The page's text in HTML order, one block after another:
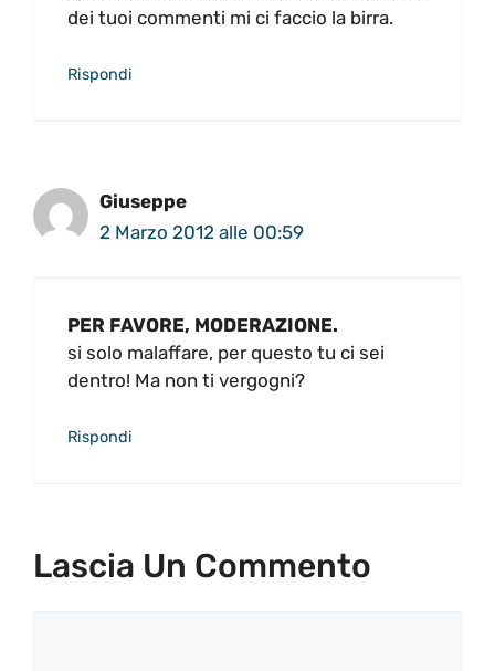
dei tuoi commenti mi ci faccio la birra.
Rispondi
Giuseppe
2 Marzo 2012 alle 00:59
PER FAVORE, MODERAZIONE.
si solo malaffare, per questo tu ci sei
dentro! Ma non ti vergogni?
Rispondi
Lascia Un Commento